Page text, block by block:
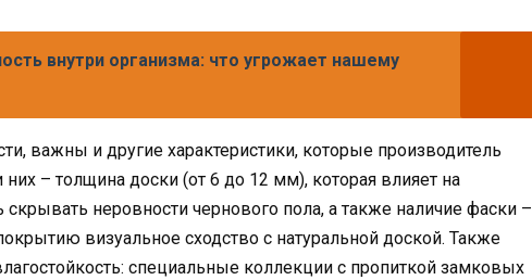
внутри организма: что угрожает нашему
важны и другие характеристики, которые производитель
– толщина доски (от 6 до 12 мм), которая влияет на
неровности чернового пола, а также наличие фаски –
визуальное сходство с натуральной доской. Также
специальные коллекции с пропиткой замковых